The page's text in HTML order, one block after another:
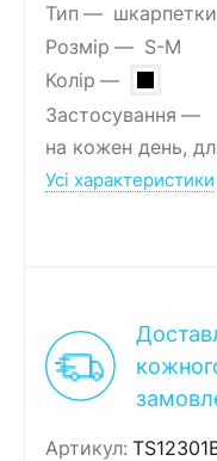
Тип
шкарпетки
Розмір
S-M
Колір
Застосування
на кожен день,
Усі характеристики
Артикул: